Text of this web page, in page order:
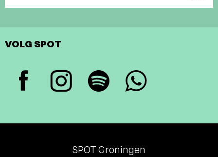
VOLG SPOT
SPOT Groningen